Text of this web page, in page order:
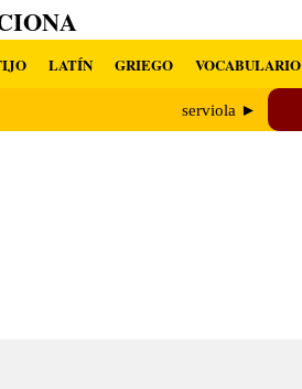
LATÍN GRIEGO VOCABULARIO
serviola ►